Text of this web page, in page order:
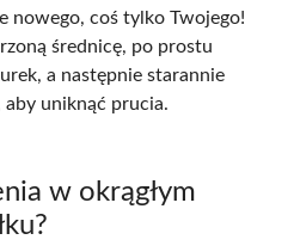
nowego, coś tylko Twojego!
średnicę, po prostu
a następnie starannie
aby uniknąć prucia.
w okrągłym